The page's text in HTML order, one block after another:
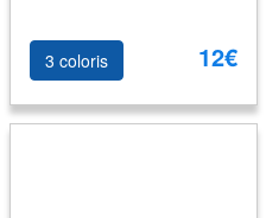
3 coloris 12€